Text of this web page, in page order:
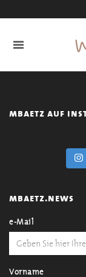
mbaetz auf
mbaetz.news
e-Mail
Vorname